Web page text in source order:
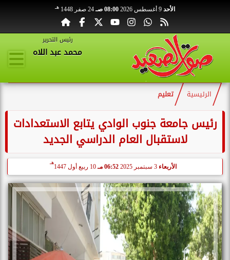
الأحد 08:00 صـ 24 صفر 1448 هـ
رئيس التحرير
محمد عبد اللاه
الرئيسية تعليم
رئيس جامعة جنوب الوادي يتابع الاستعدادات
لاستقبال العام الدراسي الجديد
الأربعاء 3 سبتمبر 2025 06:52 مـ 10 ربيع أول 1447
هـ